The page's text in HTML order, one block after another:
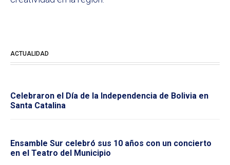
ACTUALIDAD
Celebraron el Día de la Independencia de Bolivia en
Santa Catalina
Ensamble Sur celebró sus 10 años con un concierto
en el Teatro del Municipio